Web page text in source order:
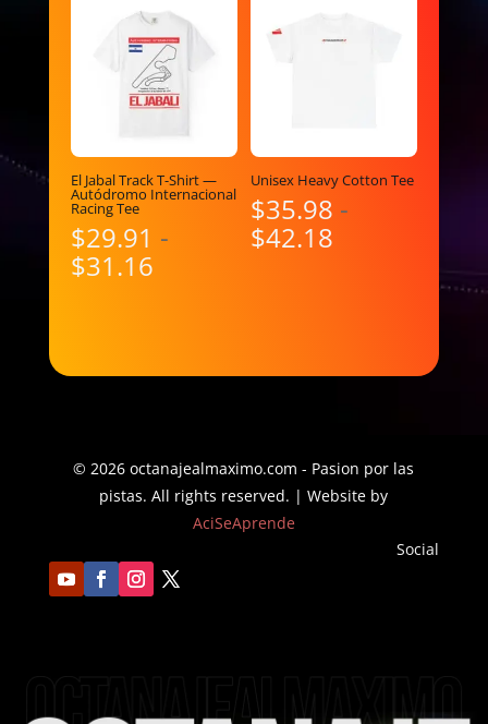
El Jabal Track T-Shirt —
Autódromo Internacional
Racing Tee
$29.91 -
$31.16Rango
$29.91
Unisex Heavy Cotton Tee
$35.98 -
$42.18
hasta
© 2026 octanajealmaximo.com - Pasion por las
pistas. All rights reserved. | Website by
AciSeAprende
Social